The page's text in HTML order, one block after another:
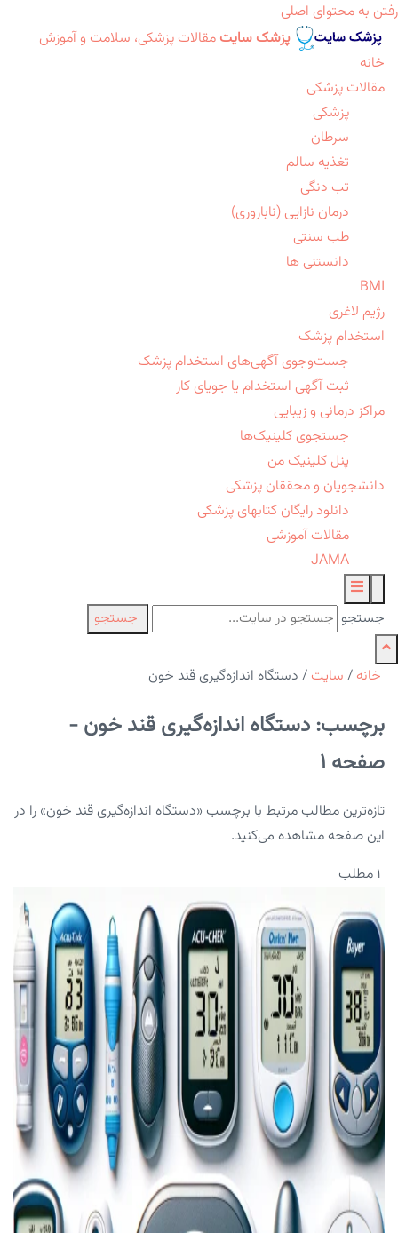
رفتن به محتوای اصلی
پزشک سایت مقالات پزشکی، سلامت و آموزش
خانه
مقالات پزشکی
پزشکی
سرطان
تغذیه سالم
تب دنگی
درمان نازایی (ناباروری)
طب سنتی
دانستنی ها
BMI
رژیم لاغری
استخدام پزشک
جست‌وجوی آگهی‌های استخدام پزشک
ثبت آگهی استخدام یا جویای کار
مراکز درمانی و زیبایی
جستجوی کلینیک‌ها
پنل کلینیک من
دانشجویان و محققان پزشکی
دانلود رایگان کتابهای پزشکی
مقالات آموزشی
JAMA
جستجو جستجو
خانه / سایت / دستگاه اندازه‌گیری قند خون
برچسب: دستگاه اندازه‌گیری قند خون -
صفحه 1
تازه‌ترین مطالب مرتبط با برچسب «دستگاه اندازه‌گیری قند خون» را در
این صفحه مشاهده می‌کنید.
۱ مطلب